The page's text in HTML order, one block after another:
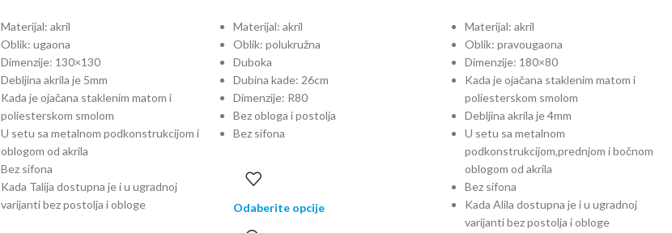
Materijal: akril
Oblik: ugaona
Dimenzije: 130×130
Debljina akrila je 5mm
Kada je ojačana staklenim matom i
poliesterskom smolom
U setu sa metalnom podkonstrukcijom i
oblogom od akrila
Bez sifona
Kada Talija dostupna je i u ugradnoj
varijanti bez postolja i obloge
Materijal: akril
Oblik: polukružna
Duboka
Dubina kade: 26cm
Dimenzije: R80
Bez obloga i postolja
Bez sifona
Odaberite opcije
Materijal: akril
Oblik: pravougaona
Dimenzije: 180×80
Kada je ojačana staklenim matom i
poliesterskom smolom
Debljina akrila je 4mm
U setu sa metalnom
podkonstrukcijom,prednjom i bočnom
oblogom od akrila
Bez sifona
Kada Alila dostupna je i u ugradnoj
varijanti bez postolja i obloge